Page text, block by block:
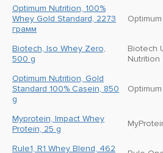
Optimum Nutrition, 100%
Whey Gold Standard, 2273
грамм
Biotech, Iso Whey Zero,
500 g
Biotech
Nutrition
Optimum Nutrition, Gold
Standard 100% Casein, 850
g
Myprotein, Impact Whey
Protein, 25 g
Rule1, R1 Whey Blend, 462